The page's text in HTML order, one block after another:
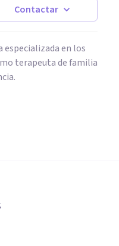
Contactar
especializada en los
terapeuta de familia